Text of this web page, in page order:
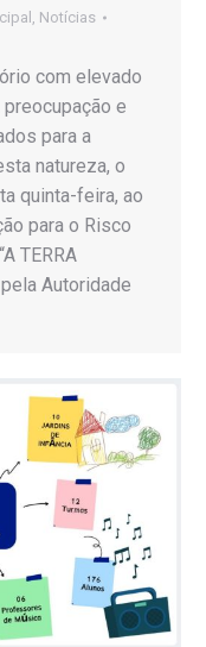
, Notícias
com elevado
e
para a
natureza, o
quinta-feira, ao
para o Risco
TERRA
Autoridade